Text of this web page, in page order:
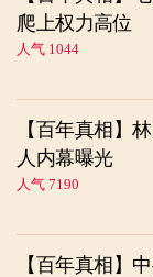
爬上权力高位
人气 1044
【百年真相】
人内幕曝光
人气 7190
【百年真相】